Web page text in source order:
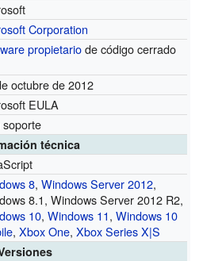
Corporation
propietariode código cerrado
octubre de 2012
EULA
soporte
técnica
8,Windows Server 2012,
8.1, Windows Server 2012 R2,
10,Windows 11,Windows 10
,Xbox One,Xbox Series X|S